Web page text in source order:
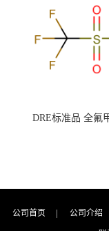
（泰坦现货供
DRE标准品 全氟
公司首页 公司介绍